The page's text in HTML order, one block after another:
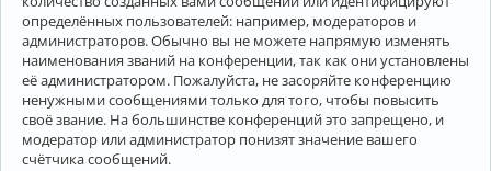
определённых пользователей: например, модераторов и
администраторов. Обычно вы не можете напрямую изменять
наименования званий на конференции, так как они установлены
её администратором. Пожалуйста, не засоряйте конференцию
ненужными сообщениями только для того, чтобы повысить
своё звание. На большинстве конференций это запрещено, и
модератор или администратор понизят значение вашего
счётчика сообщений.